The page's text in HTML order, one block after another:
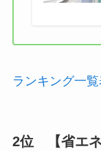
ランキング一
2位 ‎【省エネ